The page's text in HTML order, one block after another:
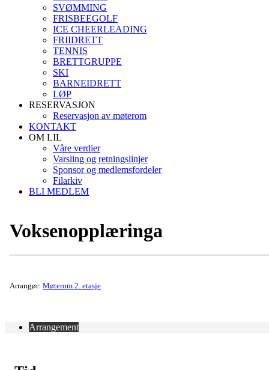
SVØMMING
FRISBEEGOLF
ICE CHEERLEADING
FRIIDRETT
TENNIS
BRETTGRUPPE
SKI
BARNEIDRETT
LØP
RESERVASJON
Reservasjon av møterom
KONTAKT
OM LIL
Våre verdier
Varsling og retningslinjer
Sponsor og medlemsfordeler
Filarkiv
BLI MEDLEM
Voksenopplæringa
Arrangør: Møterom 2. etasje
Arrangement